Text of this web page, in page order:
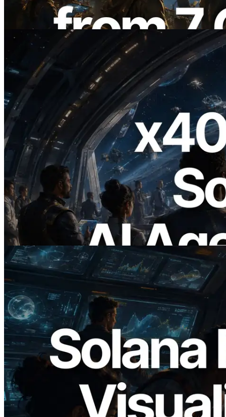
2026.07.04
ERPC เปิดตัว Solana RPC ที่รองรับ x402
— ยุคที่ AI Agent จ่ายเงินให้ API ที่ต้องใช้
แบบ On Demand
อ่านบทความนี้
2026.05.24
Validators Solutions เปิดตัว Solana Block
Analyzer — แสดงเวลาการผลิตบล็อก